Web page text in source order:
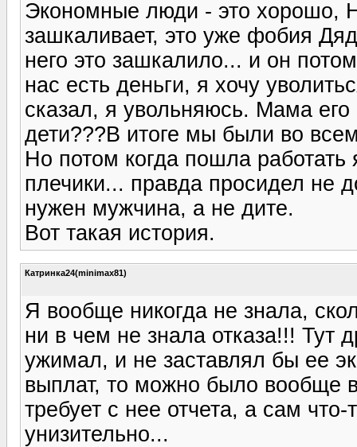
Экономные люди - это хорошо,
зашкаливает, это уже фобия
него это зашкалило... и он
нас есть деньги, я хочу
сказал, я увольняюсь. Мама
дети???В итоге мы были во
Но потом когда пошла
плечики... правда просидел не
нужен мужчина, а не дите.
Вот такая история.
Катринка24(minimax81)
Я вообще никогда не знала,
ни в чем не знала отказа!!! Тут
ужимал, и не заставлял бы ее
выплат, то можно было вообще
требует с нее отчета, а сам
унизительно...